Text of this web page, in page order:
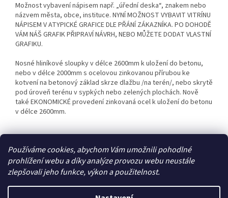
Používáme cookies, abychom Vám umožnili pohodlné
prohlížení webu a díky analýze provozu webu neustále
zlepšovali jeho funkce, výkon a použitelnost.
Možnost vybavení nápisem např. „úřední deska“, znakem nebo
názvem města, obce, instituce. NYNÍ MOŽNOST VYBAVIT VITRÍNU
NÁPISEM V ATYPICKÉ GRAFICE DLE PŘÁNÍ ZÁKAZNÍKA. PO DOHODĚ
VÁM NÁŠ GRAFIK PŘIPRAVÍ NÁVRH, NEBO MŮŽETE DODAT VLASTNÍ
GRAFIKU.
Nosné hliníkové sloupky v délce 2600mm k uložení do betonu,
nebo v délce 2000mm s ocelovou zinkovanou přírubou ke
kotvení na betonový základ skrze dlažbu /na terén/, nebo skrytě
pod úroveň terénu v sypkých nebo zelených plochách. Nově
také EKONOMICKÉ provedení zinkovaná ocel k uložení do betonu
v délce 2600mm.